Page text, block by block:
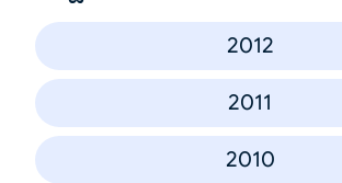
2012
2011
2010